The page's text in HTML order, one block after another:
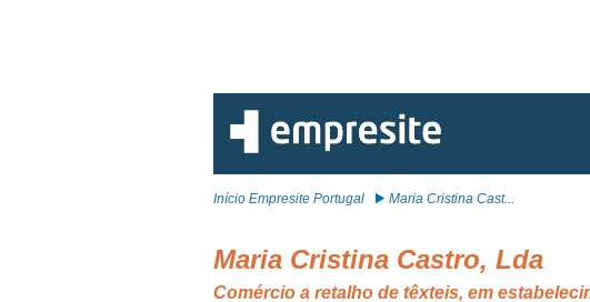
Início Empresite Portugal Maria Cristina Cast...
Maria Cristina Castro, Lda
Comércio a retalho de têxteis, em